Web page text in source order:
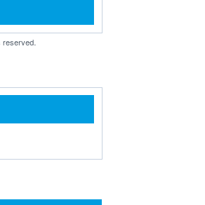
reserved.